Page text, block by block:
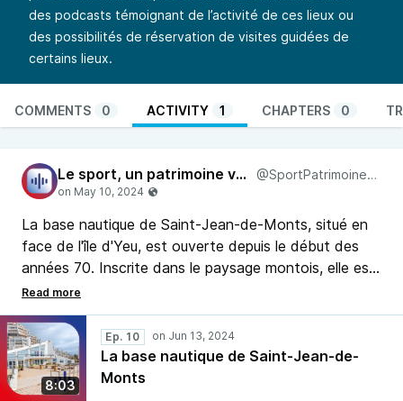
des podcasts témoignant de l’activité de ces lieux ou
des possibilités de réservation de visites guidées de
certains lieux.
COMMENTS 0 ACTIVITY 1 CHAPTERS 0
Le sport, un patrimoine vivant et partagé en Pays de la Loire @SportPatrimoinePDLL@pod.urban-radio.com
La base nautique de Saint-Jean-de-Monts, situé en
face de l'île d'Yeu, est ouverte depuis le début des
années 70. Inscrite dans le paysage montois, elle est
aujourd'hui un centre de formation reconnu et
propose un large choix d'activités nautiques parmi la
voile, le surf et le char à voile.
Roland de Neptune FM est allée sur place.
8:03
Ep. 10
La base nautique de Saint-Jean-de-
Monts